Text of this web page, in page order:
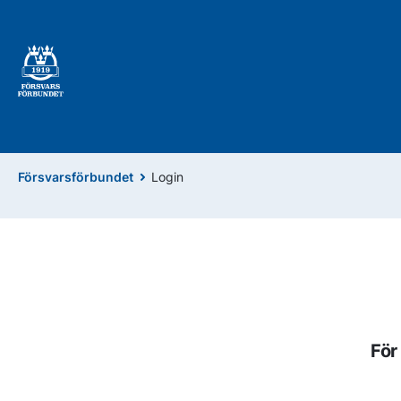
Försvarsförbundet Login